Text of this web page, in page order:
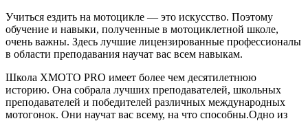
Учиться ездить на мотоцикле — это искусство. Поэтому
обучение и навыки, полученные в мотоциклетной школе,
очень важны. Здесь лучшие лицензированные профессионалы
в области преподавания научат вас всем навыкам.
Школа XMOTO PRO имеет более чем десятилетнюю
историю. Она собрала лучших преподавателей, школьных
преподавателей и победителей различных международных
мотогонок. Они научат вас всему, на что способны.Одно из